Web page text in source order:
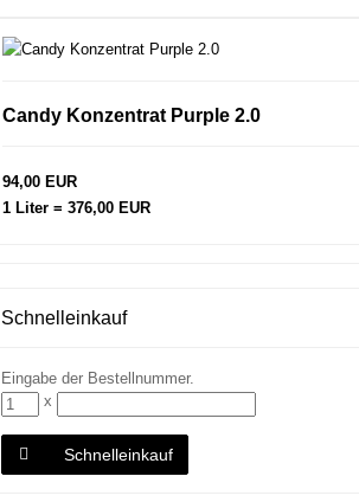
Candy Konzentrat Purple 2.0
94,00 EUR
1 Liter = 376,00 EUR
Schnelleinkauf
Eingabe der Bestellnummer.
x
Schnelleinkauf